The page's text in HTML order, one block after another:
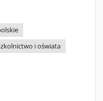
i oświata